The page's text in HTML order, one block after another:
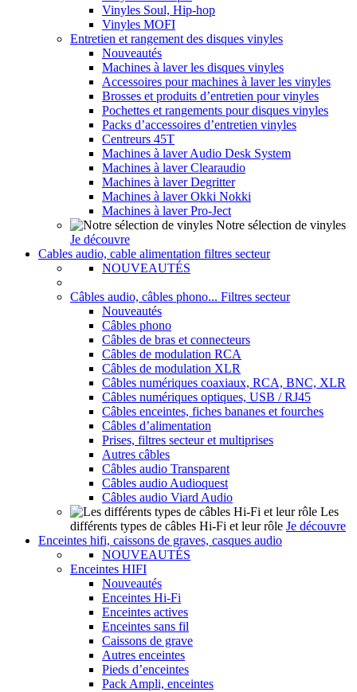
Vinyles Soul, Hip-hop
Vinyles MOFI
Entretien et rangement des disques vinyles
Nouveautés
Machines à laver les disques vinyles
Accessoires pour machines à laver les vinyles
Brosses et produits d’entretien pour vinyles
Pochettes et rangements pour disques vinyles
Packs d’accessoires d’entretien vinyles
Centreurs 45T
Machines à laver Audio Desk System
Machines à laver Clearaudio
Machines à laver Degritter
Machines à laver Okki Nokki
Machines à laver Pro-Ject
Notre sélection de vinyles
Je découvre
Cables audio, cable alimentation filtres secteur
NOUVEAUTÉS
Câbles audio, câbles phono... Filtres secteur
Nouveautés
Câbles phono
Câbles de bras et connecteurs
Câbles de modulation RCA
Câbles de modulation XLR
Câbles numériques coaxiaux, RCA, BNC, XLR
Câbles numériques optiques, USB / RJ45
Câbles enceintes, fiches bananes et fourches
Câbles d’alimentation
Prises, filtres secteur et multiprises
Autres câbles
Câbles audio Transparent
Câbles audio Audioquest
Câbles audio Viard Audio
Les
différents types de câbles Hi-Fi et leur rôle Je découvre
Enceintes hifi, caissons de graves, casques audio
NOUVEAUTÉS
Enceintes HIFI
Nouveautés
Enceintes Hi-Fi
Enceintes actives
Enceintes sans fil
Caissons de grave
Autres enceintes
Pieds d’enceintes
Pack Ampli, enceintes